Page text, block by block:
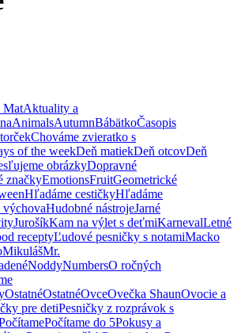
MatAktuality a
AnimalsAutumnBábätkoČasopis
Chováme zvieratko s
of the weekDeň matiekDeň otcovDeň
obrázkyDopravné
značkyEmotionsFruitGeometrické
Hľadáme cestičkyHľadáme
výchovaHudobné nástrojeJarné
JurošíkKam na výlet s deťmiKarnevalLetné
receptyĽudové pesničky s notamiMacko
MikulášMr.
NoddyNumbersO ročných
OstatnéOstatnéOvceOvečka ShaunOvocie a
pre detiPesničky z rozprávok s
Počítame do 5Pokusy a